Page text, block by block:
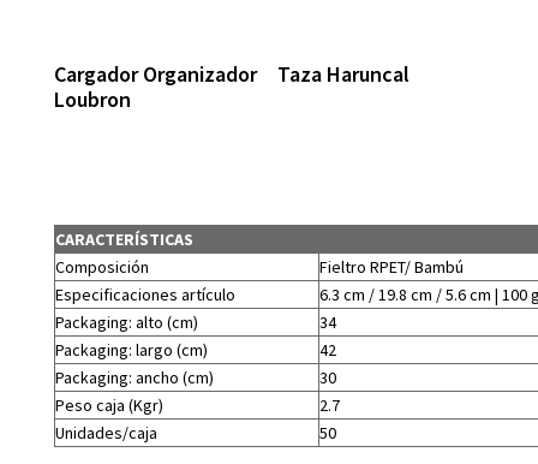
Cargador Organizador
Loubron
Taza Haruncal
CARACTERÍSTICAS
Composición
Fieltro RPET/ Bambú
Especificaciones artículo
6.3 cm / 19.8 cm / 5.6 cm | 100
Packaging: alto (cm)
34
Packaging: largo (cm)
42
Packaging: ancho (cm)
30
Peso caja (Kgr)
2.7
Unidades/caja
50